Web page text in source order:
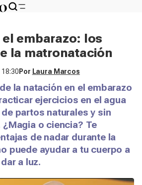
embarazo: los
la matronatación
Por Laura Marcos
la natación en el embarazo
ejercicios en el agua
partos naturales y sin
o ciencia? Te
de nadar durante la
puede ayudar a tu cuerpo a
a luz.